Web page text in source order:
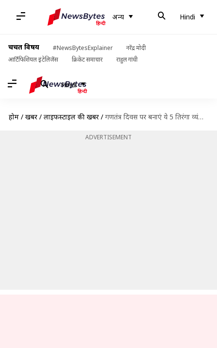
अन्य Hindi
चर्चित विषय #NewsBytesExplainer
नरेंद्र मोदी
आर्टिफिशियल इंटेलिजेंस
क्रिकेट समाचार राहुल गांधी
Hindi
होम / खबरें / लाइफस्टाइल की खबरें / गणतंत्र दिवस पर बनाएं ये 5 तिरंगा व्यंजन और त्योहार को खास अंदाज में मनाएं
ADVERTISEMENT